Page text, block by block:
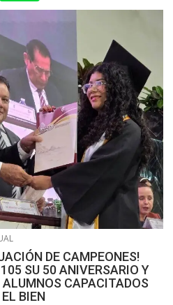
DE CAMPEONES!
SU 50 ANIVERSARIO Y
CAPACITADOS
BIEN